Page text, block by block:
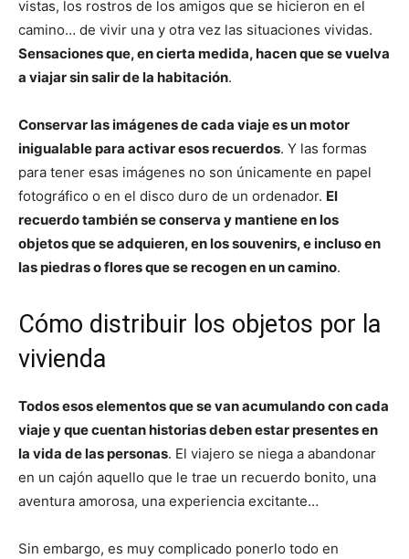
vistas, los rostros de los amigos que se hicieron en el
camino… de vivir una y otra vez las situaciones vividas.
Sensaciones que, en cierta medida, hacen que se vuelva
a viajar sin salir de la habitación.
Conservar las imágenes de cada viaje es un motor
inigualable para activar esos recuerdos. Y las formas
para tener esas imágenes no son únicamente en papel
fotográfico o en el disco duro de un ordenador. El
recuerdo también se conserva y mantiene en los
objetos que se adquieren, en los souvenirs, e incluso en
las piedras o flores que se recogen en un camino.
Cómo distribuir los objetos por la
vivienda
Todos esos elementos que se van acumulando con cada
viaje y que cuentan historias deben estar presentes en
la vida de las personas. El viajero se niega a abandonar
en un cajón aquello que le trae un recuerdo bonito, una
aventura amorosa, una experiencia excitante…
Sin embargo, es muy complicado ponerlo todo en